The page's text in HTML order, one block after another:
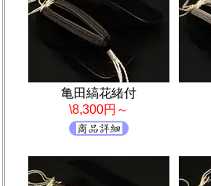
亀田縞花緒付
\8,300円～